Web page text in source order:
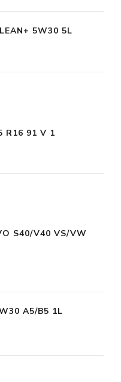
5W30 5L
R16 91 V 1
S40/V40 VS/VW
A5/B5 1L